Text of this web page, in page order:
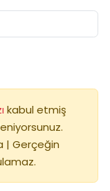
kabul etmiş
| Gerçeğin